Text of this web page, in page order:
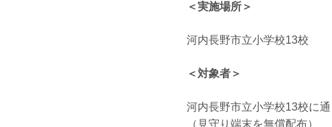
＜実施場所＞
河内長野市立小学校13校
＜対象者＞
河内長野市立小学校13校に
（見守り端末を無償配布）